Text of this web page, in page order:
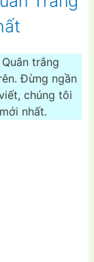
trắng
Đừng ngần
chúng tôi
nhất.